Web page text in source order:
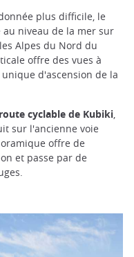
plus difficile, le
au niveau de la mer sur
Alpes du Nord du
offre des vues à
d'ascension de la
route cyclable de Kubiki
sur l'ancienne voie
offre de
et passe par de